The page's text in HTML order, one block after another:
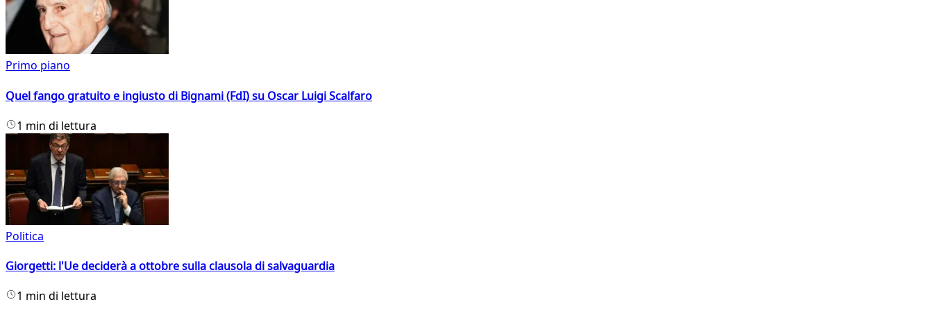
Primo piano
Quel fango gratuito e ingiusto di Bignami (FdI) su Oscar Luigi Scalfaro
1 min di lettura
Politica
Giorgetti: l'Ue deciderà a ottobre sulla clausola di salvaguardia
1 min di lettura